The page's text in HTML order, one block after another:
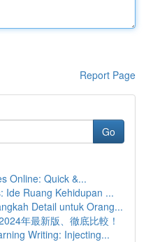
Report Page
Go
Online: Quick &...
Ide Ruang Kehidupan ...
Detail untuk Orang...
年最新版、徹底比較！
Writing: Injecting...